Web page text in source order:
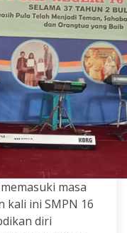
masa
kali ini SMPN 16
diri